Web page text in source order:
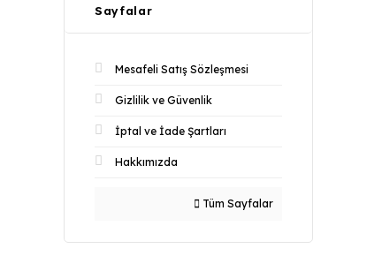
Sayfalar
Mesafeli Satış Sözleşmesi
Gizlilik ve Güvenlik
İptal ve İade Şartları
Hakkımızda
Tüm Sayfalar